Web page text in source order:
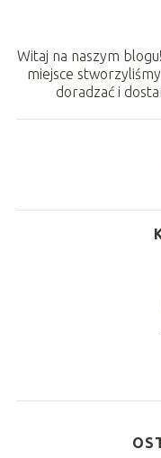
Witaj na naszym
miejsce
doradzać i